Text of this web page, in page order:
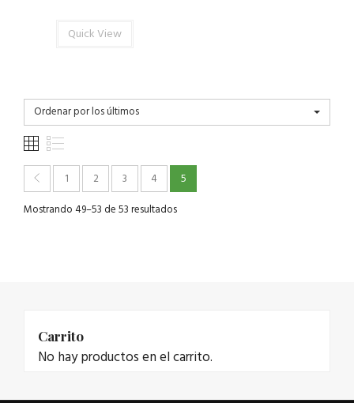
Quick View
Ordenar por los últimos
1 2 3 4
5
Mostrando 49–53 de 53 resultados
Carrito
No hay productos en el carrito.